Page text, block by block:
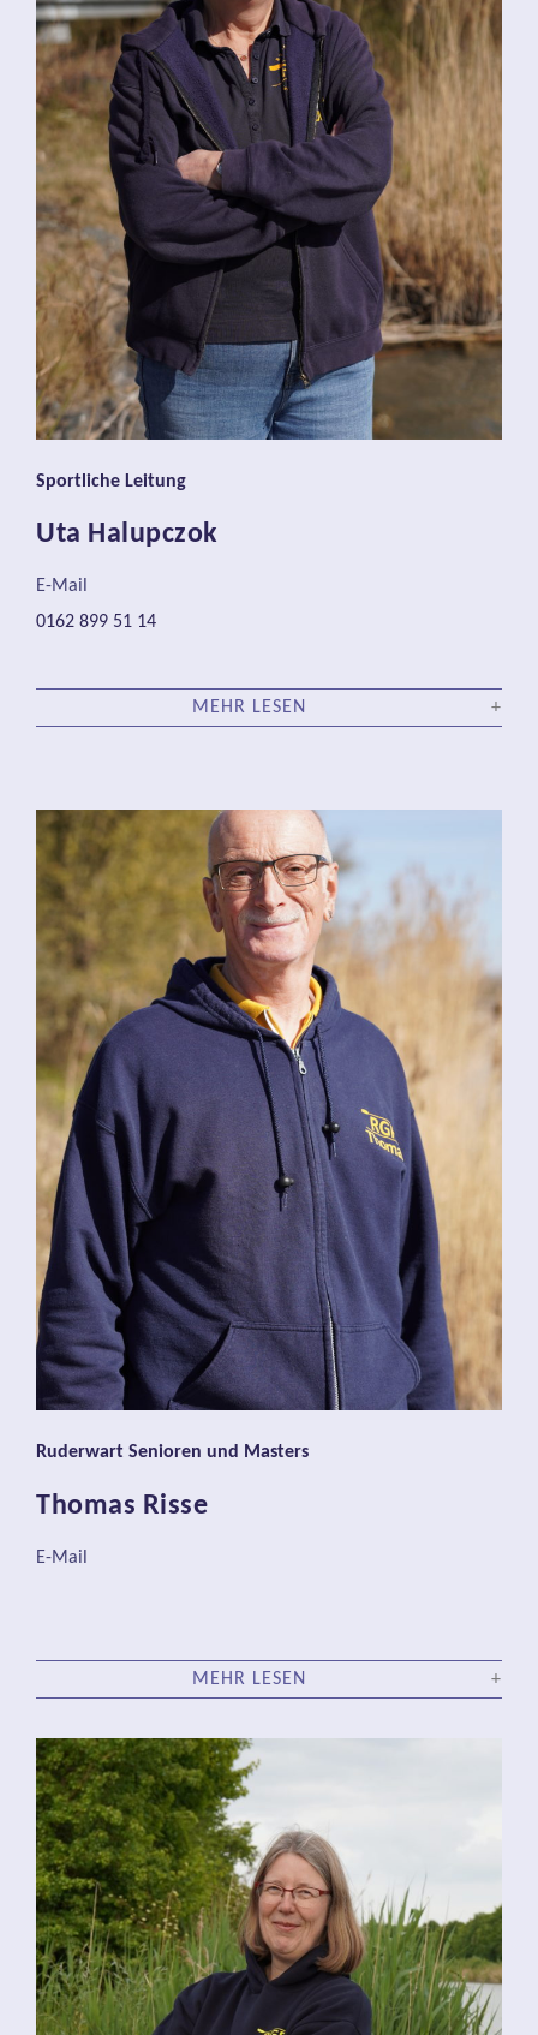
Sportliche Leitung
Uta Halupczok
E-Mail
0162 899 51 14
MEHR LESEN
Ruderwart Senioren und Masters
Thomas Risse
E-Mail
MEHR LESEN